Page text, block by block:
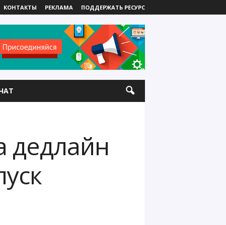
КОНТАКТЫ РЕКЛАМА ПОДДЕРЖАТЬ РЕСУРС
дедлайн